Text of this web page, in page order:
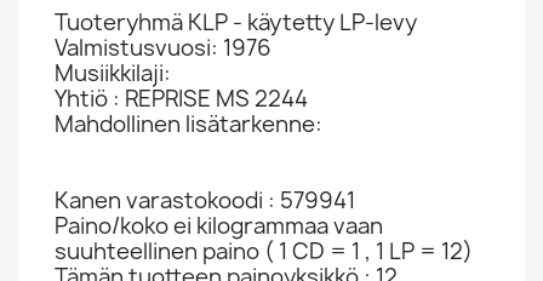
Tuoteryhmä KLP - käytetty LP-levy
Valmistusvuosi: 1976
Musiikkilaji:
Yhtiö : REPRISE MS 2244
Mahdollinen lisätarkenne:
Kanen varastokoodi : 579941
Paino/koko ei kilogrammaa vaan
suuhteellinen paino ( 1 CD = 1 , 1 LP = 12)